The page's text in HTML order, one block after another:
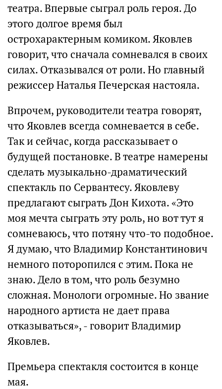
театра. Впервые сыграл роль героя. До
этого долгое время был
острохарактерным комиком. Яковлев
говорит, что сначала сомневался в своих
силах. Отказывался от роли. Но главный
режиссер Наталья Печерская настояла.
Впрочем, руководители театра говорят,
что Яковлев всегда сомневается в себе.
Так и сейчас, когда рассказывает о
будущей постановке. В театре намерены
сделать музыкально-драматический
спектакль по Сервантесу. Яковлеву
предлагают сыграть Дон Кихота. «Это
моя мечта сыграть эту роль, но вот тут я
сомневаюсь, что потяну что-то подобное.
Я думаю, что Владимир Константинович
немного поторопился с этим. Пока не
знаю. Дело в том, что роль безумно
сложная. Монологи огромные. Но звание
народного артиста не дает права
отказываться», - говорит Владимир
Яковлев.
Премьера спектакля состоится в конце
мая.